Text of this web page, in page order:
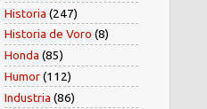
Historia (247)
Historia de Voro (8)
Honda (85)
Humor(112)
Industria (86)